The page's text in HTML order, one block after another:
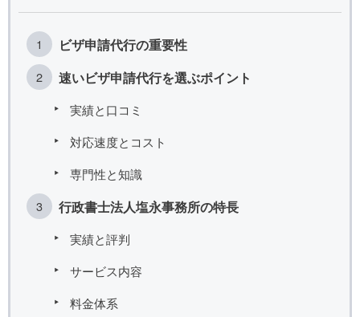
ビザ申請代行の重要性
速いビザ申請代行を選ぶポイント
実績と口コミ
対応速度とコスト
専門性と知識
行政書士法人塩永事務所の特長
実績と評判
サービス内容
料金体系